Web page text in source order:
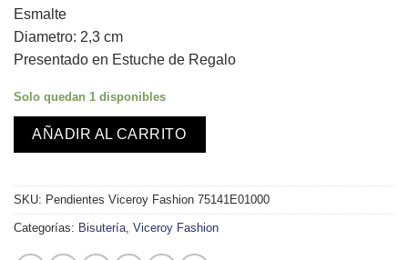
Esmalte
Diametro: 2,3 cm
Presentado en Estuche de Regalo
Solo quedan 1 disponibles
AÑADIR AL CARRITO
SKU: Pendientes Viceroy Fashion 75141E01000
Categorías: Bisutería, Viceroy Fashion